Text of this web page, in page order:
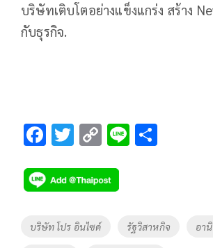
บริษัทเติบโตอย่างแข็งแกร่ง สร้าง
กับธุรกิจ.
F
e
b
o
T
tt
er
C
p
y
Li
Li
Tags
บริษัท โปร อินไซด์ รัฐวิสาหกิจ อา